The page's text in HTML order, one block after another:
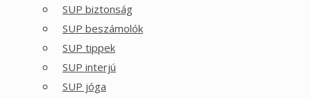
SUP biztonság
SUP beszámolók
SUP tippek
SUP interjú
SUP jóga